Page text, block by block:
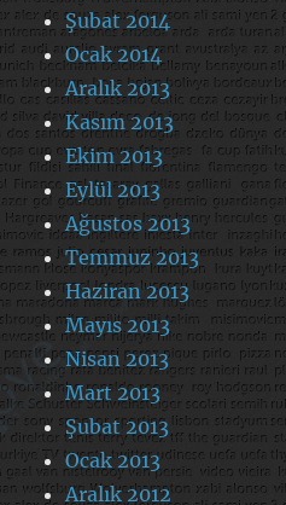
Şubat 2014
Ocak 2014
Aralık 2013
Kasım 2013
Ekim 2013
Eylül 2013
Ağustos 2013
Temmuz 2013
Haziran 2013
Mayıs 2013
Nisan 2013
Mart 2013
Şubat 2013
Ocak 2013
Aralık 2012